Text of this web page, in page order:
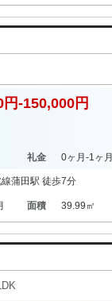
-150,000円
礼金 0ヶ月-1ヶ月
蒲田駅 徒歩7分
面積 39.99㎡